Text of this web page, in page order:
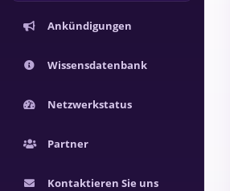
Ankündigungen
Wissensdatenbank
Netzwerkstatus
Partner
Kontaktieren Sie uns